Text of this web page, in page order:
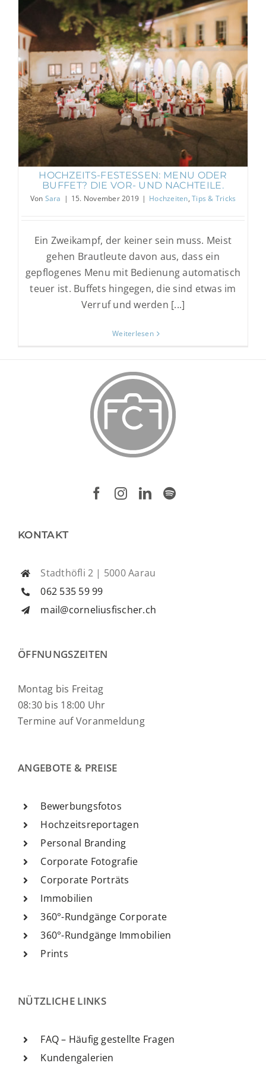
Die Vor- und Nachteile.
Hochzeiten Tips & Tricks
HOCHZEITS-FESTESSEN: MENU ODER
BUFFET? DIE VOR- UND NACHTEILE.
Von Sara | 15. November 2019 | Hochzeiten,Tips & Tricks
Ein Zweikampf, der keiner sein muss. Meist
gehen Brautleute davon aus, dass ein
gepflogenes Menu mit Bedienung automatisch
teuer ist. Buffets hingegen, die sind etwas im
Verruf und werden [...]
Weiterlesen
KONTAKT
Stadthöfli 2 | 5000 Aarau
062 535 59 99
mail@corneliusfischer.ch
ÖFFNUNGSZEITEN
Montag bis Freitag
08:30 bis 18:00 Uhr
Termine auf Voranmeldung
ANGEBOTE & PREISE
Bewerbungsfotos
Hochzeitsreportagen
Personal Branding
Corporate Fotografie
Corporate Porträts
Immobilien
360°-Rundgänge Corporate
360°-Rundgänge Immobilien
Prints
NÜTZLICHE LINKS
FAQ – Häufig gestellte Fragen
Kundengalerien